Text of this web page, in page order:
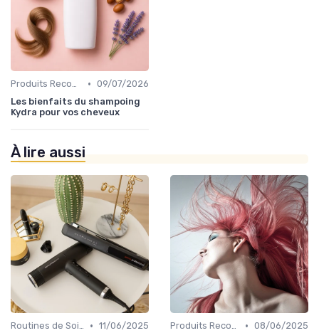
Produits Recommandés • 09/07/2026
Les bienfaits du shampoing
Kydra pour vos cheveux
À lire aussi
Routines de Soins Capillaires • 11/06/2025
Produits Recommandés • 08/06/2025